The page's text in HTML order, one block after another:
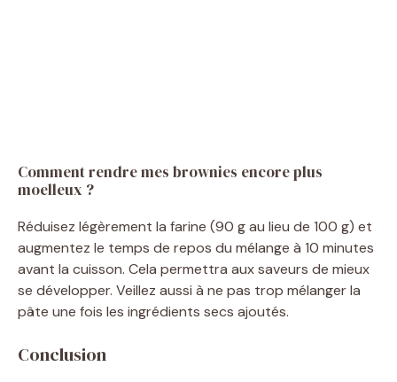
Comment rendre mes brownies encore plus
moelleux ?
Réduisez légèrement la farine (90 g au lieu de 100 g) et
augmentez le temps de repos du mélange à 10 minutes
avant la cuisson. Cela permettra aux saveurs de mieux
se développer. Veillez aussi à ne pas trop mélanger la
pâte une fois les ingrédients secs ajoutés.
Conclusion